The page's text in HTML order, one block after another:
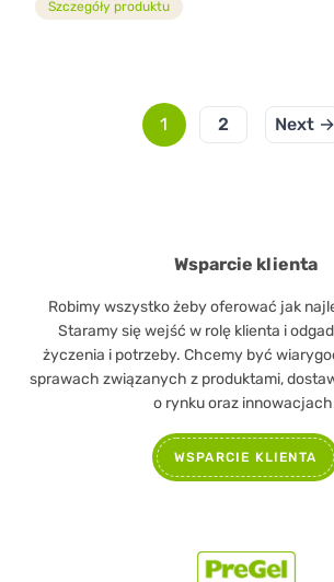
Szczegóły produktu
1 2 Next →
Wsparcie klienta
Robimy wszystko żeby oferować jak
Staramy się wejść w rolę klienta i
życzenia i potrzeby. Chcemy być
sprawach związanych z produktami,
o rynku oraz
WSPARCIE KLIENTA